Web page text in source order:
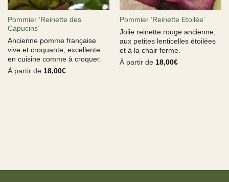
Pommier ‘Reinette des
Capucins’
Ancienne pomme française
vive et croquante, excellente
en cuisine comme à croquer.
À partir de 18,00€
Pommier ‘Reinette Etoilée’
Jolie reinette rouge ancienne,
aux petites lenticelles étoilées
et à la chair ferme.
À partir de 18,00€